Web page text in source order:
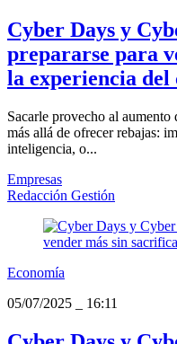
Cyber Days y
prepararse para
la experiencia del
Sacarle provecho al aumento
más allá de ofrecer rebajas:
inteligencia, o...
Empresas
Redacción Gestión
Economía
05/07/2025
16:11